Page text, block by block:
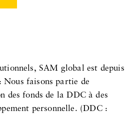
SAM global est depuis
Nous faisons partie de
fonds de la DDC à des
personnelle. (DDC :